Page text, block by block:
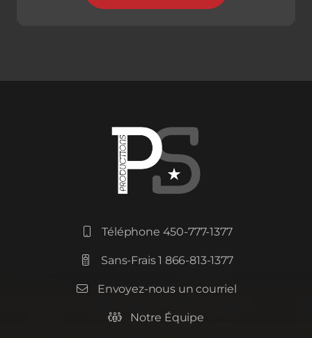
Téléphone 450-777-1377
 Sans-Frais 1 866-813-1377
 Envoyez-nous un courriel
 Notre Équipe